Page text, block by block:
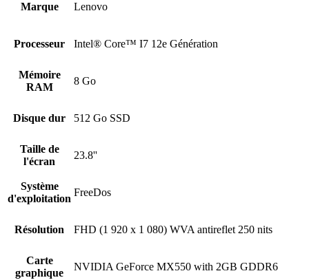
Marque Lenovo
Processeur Intel® Core™ I7 12e Génération
Mémoire
RAM
8 Go
Disque dur 512 Go SSD
Taille de
l'écran
23.8''
Système
d'exploitation
FreeDos
Résolution FHD (1 920 x 1 080) WVA antireflet 250 nits
Carte
graphique
NVIDIA GeForce MX550 with 2GB GDDR6